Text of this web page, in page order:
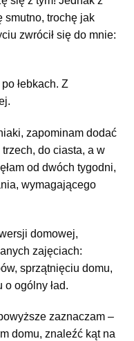
smutno, trochę jak
zwrócił się do mnie:
łebkach. Z
zapominam dodać
trzech, do ciasta, a w
od dwóch tygodni,
wymagającego
domowej,
zajęciach:
sprzątnięciu domu,
o ogólny ład.
zaznaczam –
domu, znaleźć kąt na